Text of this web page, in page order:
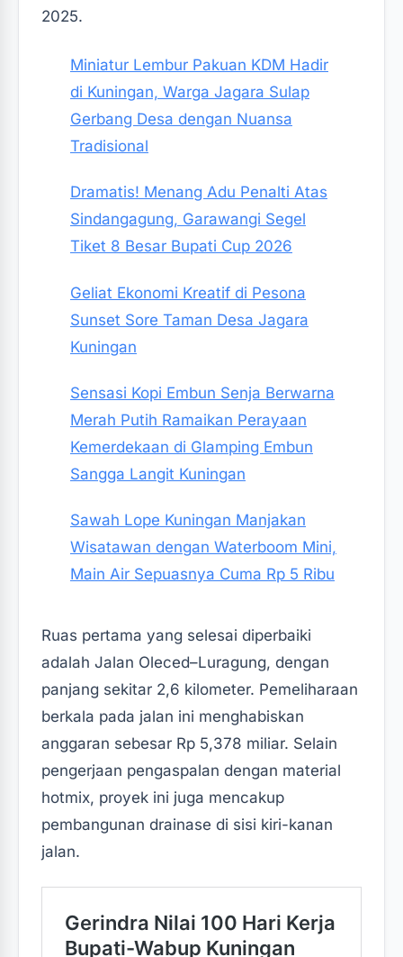
2025.
Miniatur Lembur Pakuan KDM Hadir
di Kuningan, Warga Jagara Sulap
Gerbang Desa dengan Nuansa
Tradisional
Dramatis! Menang Adu Penalti Atas
Sindangagung, Garawangi Segel
Tiket 8 Besar Bupati Cup 2026
Geliat Ekonomi Kreatif di Pesona
Sunset Sore Taman Desa Jagara
Kuningan
Sensasi Kopi Embun Senja Berwarna
Merah Putih Ramaikan Perayaan
Kemerdekaan di Glamping Embun
Sangga Langit Kuningan
Sawah Lope Kuningan Manjakan
Wisatawan dengan Waterboom Mini,
Main Air Sepuasnya Cuma Rp 5 Ribu
Ruas pertama yang selesai diperbaiki
adalah Jalan Oleced–Luragung, dengan
panjang sekitar 2,6 kilometer. Pemeliharaan
berkala pada jalan ini menghabiskan
anggaran sebesar Rp 5,378 miliar. Selain
pengerjaan pengaspalan dengan material
hotmix, proyek ini juga mencakup
pembangunan drainase di sisi kiri-kanan
jalan.